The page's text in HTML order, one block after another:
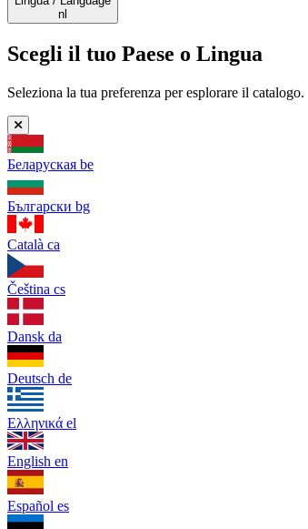
nl
Scegli il tuo Paese o Lingua
Seleziona la tua preferenza per esplorare il catalogo.
Беларуская be
Български bg
Català ca
Čeština cs
Dansk da
Deutsch de
Ελληνικά el
English en
Español es